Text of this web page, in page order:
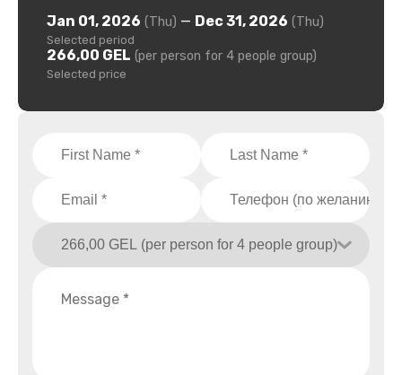
Jan 01, 2026 (Thu) — Dec 31, 2026 (Thu)
Selected period
266,00 GEL (per person for 4 people group)
Selected price